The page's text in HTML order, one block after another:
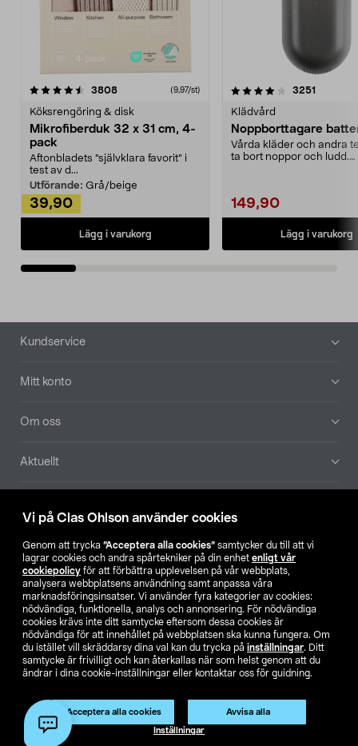
Vi på Clas Ohlson använder cookies
Genom att trycka ”Acceptera alla cookies” samtycker du till att vi
lagrar cookies och andra spårtekniker på din enhet enligt vår
cookiepolicy för att förbättra upplevelsen på vår webbplats,
analysera webbplatsens användning samt anpassa våra
marknadsföringsinsatser. Vi använder fyra kategorier av cookies:
nödvändiga, funktionella, analys och annonsering. För nödvändiga
cookies krävs inte ditt samtycke eftersom dessa cookies är
nödvändiga för att innehållet på webbplatsen ska kunna fungera. Om
du istället vill skräddarsy dina val kan du trycka på inställningar. Ditt
samtycke är frivilligt och kan återkallas när som helst genom att du
ändrar i dina cookie-inställningar eller kontaktar oss för guidning.
Acceptera alla cookies Avvisa alla
Inställningar
Produkten har utgått
Artikelnr: 39-1488
3808recensioner (9,97/st)
Köksrengöring & disk
Mikrofiberduk 32 x 31 cm, 4-
pack
Aftonbladets "självklara favorit” i
test av d...
Utförande: Grå/beige
39,90
Lägg i varukorg
4.0av 5 stjärnor 3251
Klädvård
Noppborttagare
Vårda kläder och andra
ta bort noppor och ludd.
149,90
Lägg i varukorg
4.5av 5 stjärnor
Sidfot
Kundservice
Mitt konto
Om oss
Aktuellt
Hitta butik
SE NO FI
Ändra till priser exklusive moms